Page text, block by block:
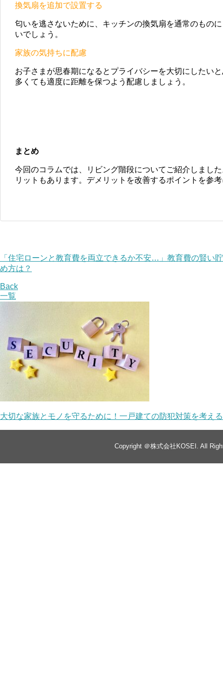
換気扇を追加で設置する
匂いを逃さないために、キッチンの換気扇を通常のもの
いでしょう。
家族の気持ちに配慮
お子さまが思春期になるとプライバシーを大切にしたい
多くても適度に距離を保つよう配慮しましょう。
まとめ
今回のコラムでは、リビング階段についてご紹介しまし
リットもあります。デメリットを改善するポイントを参
「住宅ローンと教育費を両立できるか不安…」教育費の賢い貯
め方は？
Back
一覧
大切な家族とモノを守るために！一戸建ての防犯対策を考える
Copyright ＠株式会社KOSEI. All